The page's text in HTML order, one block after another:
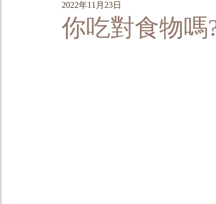
Noelle｜Noelle Inner Circle
你吃對食物嗎
2022年11月23日